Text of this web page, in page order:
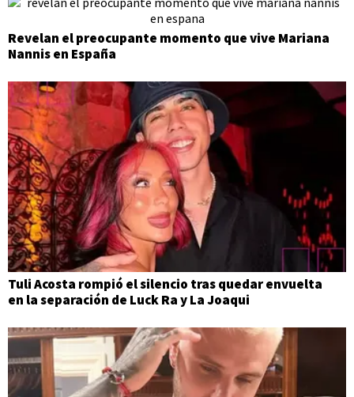
Revelan el preocupante momento que vive Mariana
Nannis en España
Tuli Acosta rompió el silencio tras quedar envuelta
en la separación de Luck Ra y La Joaqui